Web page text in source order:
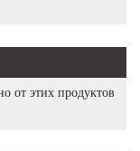
от этих продуктов